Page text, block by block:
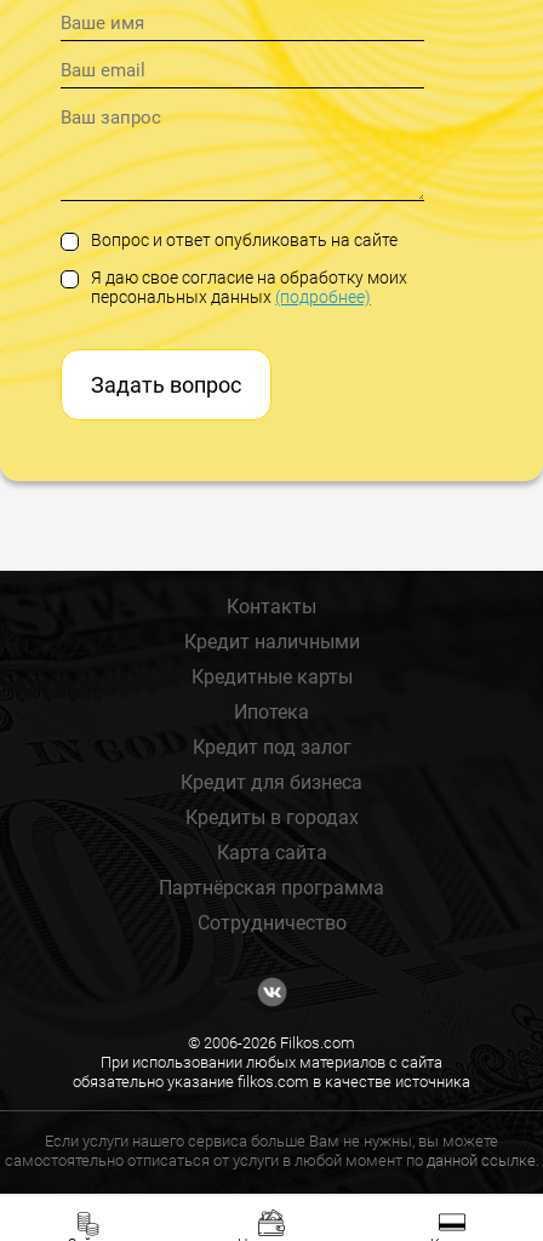
Вопрос и ответ опубликовать на сайте
Я даю свое согласие на обработку моих
персональных данных(подробнее)
Задать вопрос
Контакты
Кредит наличными
Кредитные карты
Ипотека
Кредит под залог
Кредит для бизнеса
Кредиты в городах
Карта сайта
Партнёрская программа
Сотрудничество
© 2006-2026 Filkos.com
При использовании любых материалов с сайта
обязательно указание filkos.com в качестве источника
Если услуги нашего сервиса больше Вам не нужны, вы можете
самостоятельно отписаться от услуги в любой момент по данной ссылке.